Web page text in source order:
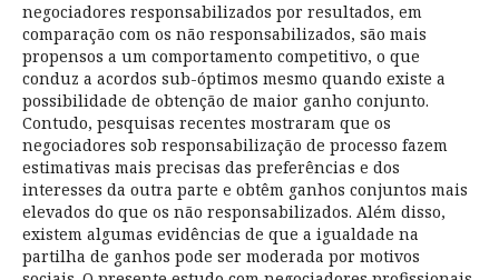
negociadores responsabilizados por resultados, em
comparação com os não responsabilizados, são mais
propensos a um comportamento competitivo, o que
conduz a acordos sub-óptimos mesmo quando existe a
possibilidade de obtenção de maior ganho conjunto.
Contudo, pesquisas recentes mostraram que os
negociadores sob responsabilização de processo fazem
estimativas mais precisas das preferências e dos
interesses da outra parte e obtêm ganhos conjuntos mais
elevados do que os não responsabilizados. Além disso,
existem algumas evidências de que a igualdade na
partilha de ganhos pode ser moderada por motivos